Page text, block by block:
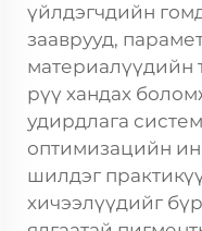
үйлдэгчдийн
зааврууд,
материалүүдийн
рүү хандах
удирдлага
оптимизацийн
шилдэг
хичээлүүдийг